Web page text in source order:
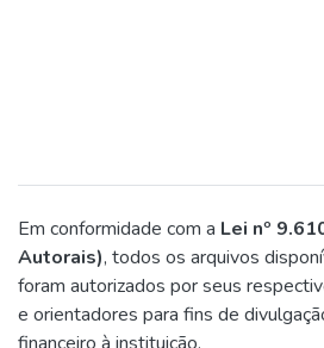
Em conformidade com a Lei nº
Autorais), todos os arquivos
foram autorizados por seus
e orientadores para fins de